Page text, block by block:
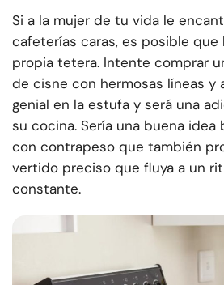
Si a la mujer de tu vida le
cafeterías caras, es posible
propia tetera. Intente comprar
de cisne con hermosas líneas y
genial en la estufa y será una
su cocina. Sería una buena idea
con contrapeso que también
vertido preciso que fluya a un
constante.